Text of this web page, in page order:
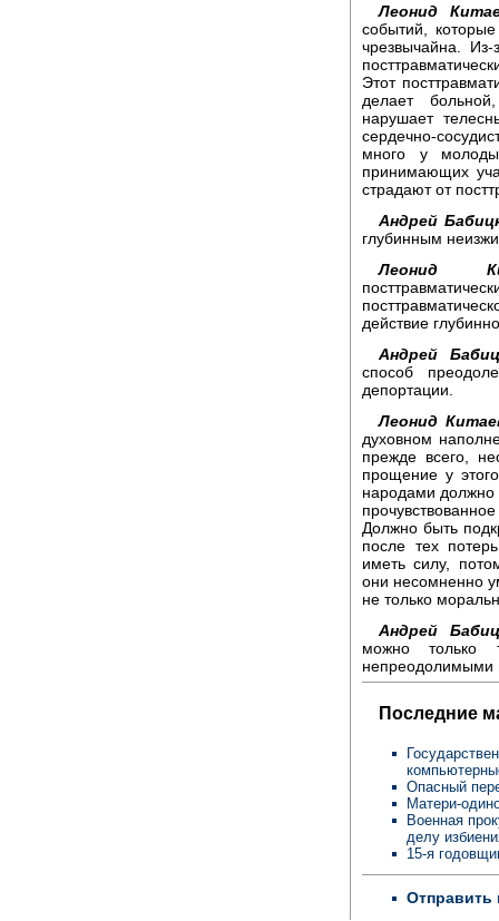
Леонид
событий,
чрезвычайна.
Этот
делает
нарушает
сердечно-
много у
принимающих
страдают от
Андрей
глубинным
Леонид
действие
Андрей
способ
депортации.
Леонид
духовном
прежде всего,
прощение у
народами должно
Должно быть
после тех
иметь силу,
они несомненно
не только
Андрей
можно только
непреодолимыми
Последние
Опасный
Матери-
Военная
делу
15-я
Отправить